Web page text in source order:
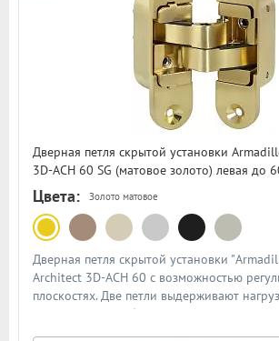
Дверная петля скрытой установки
3D-ACH 60 SG (матовое золото) левая до
Цвета: Золото матовое
Дверная петля скрытой установки
Architect 3D-ACH 60 с возможностью
плоскостях. Две петли выдерживают
подходят для любых межкомнатных